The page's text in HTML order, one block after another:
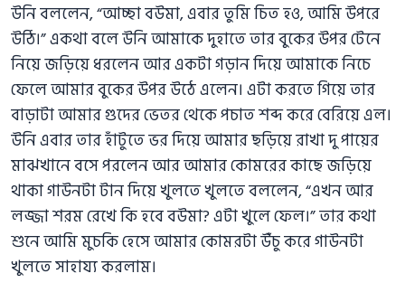
উনি বললেন, “আচ্ছা বউমা, এবার তুমি চিত হও, আমি উপরে
উঠি।” একথা বলে উনি আমাকে দুহাতে তার বুকের উপর টেনে
নিয়ে জড়িয়ে ধরলেন আর একটা গড়ান দিয়ে আমাকে নিচে
ফেলে আমার বুকের উপর উঠে এলেন। এটা করতে গিয়ে তার
বাড়াটা আমার গুদের ভেতর থেকে পচাত শব্দ করে বেরিয়ে এল।
উনি এবার তার হাঁটুতে ভর দিয়ে আমার ছড়িয়ে রাখা দু পায়ের
মাঝখানে বসে পরলেন আর আমার কোমরের কাছে জড়িয়ে
থাকা গাউনটা টান দিয়ে খুলতে খুলতে বললেন, “এখন আর
লজ্জা শরম রেখে কি হবে বউমা? এটা খুলে ফেল।” তার কথা
শুনে আমি মুচকি হেসে আমার কোমরটা উঁচু করে গাউনটা
খুলতে সাহায্য করলাম।